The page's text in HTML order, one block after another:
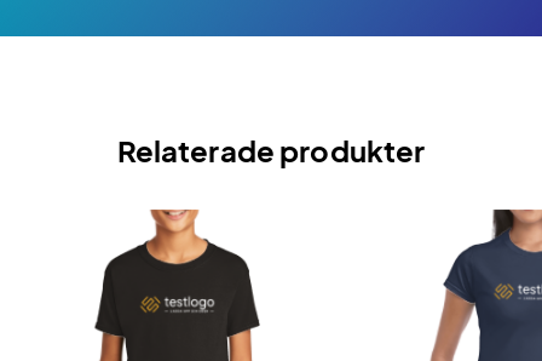
Relaterade produkter